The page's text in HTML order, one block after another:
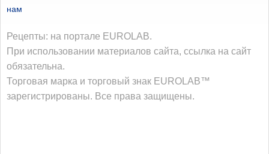
нам
Рецепты: на портале EUROLAB.
При использовании материалов сайта, ссылка на сайт
обязательна.
Торговая марка и торговый знак EUROLAB™
зарегистрированы. Все права защищены.